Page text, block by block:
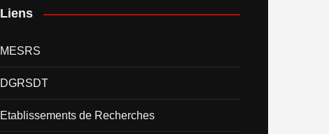
Liens
MESRS
DGRSDT
Etablissements de Recherches